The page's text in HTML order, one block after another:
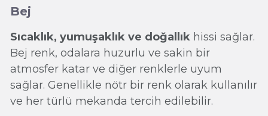
Bej
Sıcaklık, yumuşaklık ve doğallık hissi sağlar.
Bej renk, odalara huzurlu ve sakin bir
atmosfer katar ve diğer renklerle uyum
sağlar. Genellikle nötr bir renk olarak kullanılır
ve her türlü mekanda tercih edilebilir.